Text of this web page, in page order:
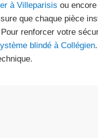
à Villeparisis ou encore
que chaque pièce
renforcer votre
blindé à Collégien